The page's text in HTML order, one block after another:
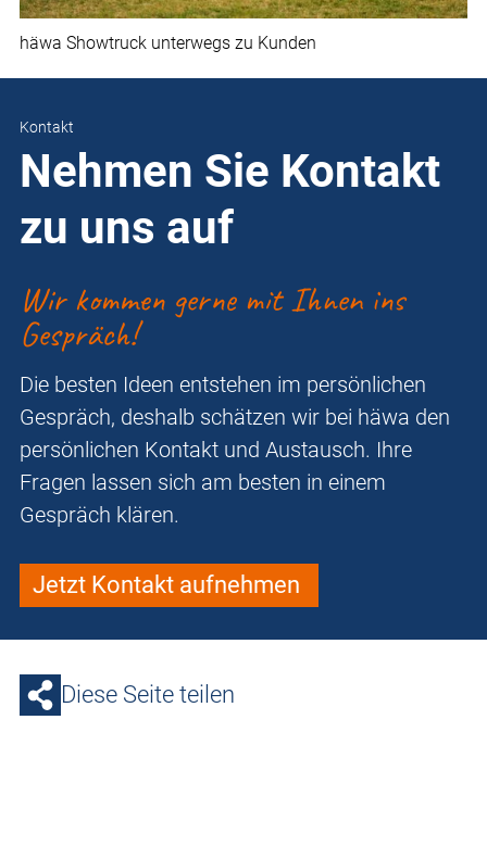
häwa Showtruck unterwegs zu Kunden
Kontakt
Nehmen Sie Kontakt
zu uns auf
Wir kommen gerne mit Ihnen ins
Gespräch!
Die besten Ideen entstehen im persönlichen
Gespräch, deshalb schätzen wir bei häwa den
persönlichen Kontakt und Austausch. Ihre
Fragen lassen sich am besten in einem
Gespräch klären.
Jetzt Kontakt aufnehmen
Diese Seite teilen